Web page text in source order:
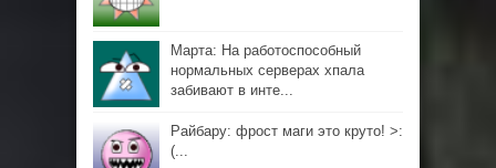
Марта: На работоспособный
нормальных серверах хпала
забивают в инте...
Райбару: фрост маги это круто! >:
(...